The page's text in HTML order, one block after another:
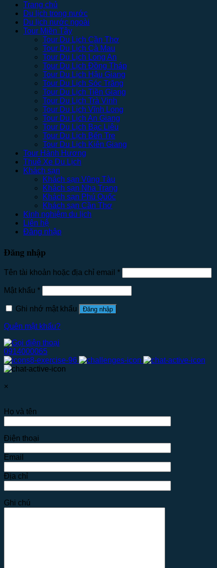
Trang chủ
Du lịch trong nước
Du lịch nước ngoài
Tour Miền Tây
Tour Du Lịch Cần Thơ
Tour Du Lịch Cà Mau
Tour Du Lịch Long An
Tour Du Lịch Đồng Tháp
Tour Du Lịch Hậu Giang
Tour Du Lịch Sóc Trăng
Tour Du Lịch Tiền Giang
Tour Du Lịch Trà Vinh
Tour Du Lịch Vĩnh Long
Tour Du Lịch An Giang
Tour Du Lịch Bạc Liêu
Tour Du Lịch Bến Tre
Tour Du Lịch Kiên Giang
Tour Hành Hương
Thuê Xe Du Lịch
Khách sạn
Khách sạn Vũng Tàu
Khách sạn Nha Trang
Khách sạn Phú Quốc
Khách sạn Cần Thơ
Kinh nghiệm du lịch
Liên hệ
Đăng nhập
Đăng nhập
Tên tài khoản hoặc địa chỉ email *
Mật khẩu *
Ghi nhớ mật khẩu Đăng nhập
Quên mật khẩu?
0914000065
×
Họ và tên
Điện thoại
Email
Địa chỉ
Ghi chú